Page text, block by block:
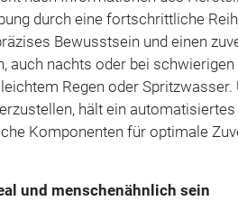
durch eine fortschrittliche
Bewusstsein und einen
auch nachts oder bei schwierigen
Regen oder Spritzwasser.
hält ein
Komponenten für optimale
und menschenähnlich sein